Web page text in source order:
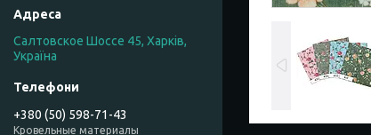
Салтовское Шоссе 45, Харків,
Україна
+380 (50) 598-71-43
Кровельные материалы